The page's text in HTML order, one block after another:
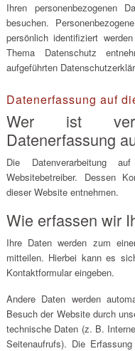
Ihren personenbezogenen
besuchen.
persönlich identifiziert
Thema Datenschutz
aufgeführten
Datenerfassung auf
Wer ist
Datenerfassung
Die Datenverarbeitung
Websitebetreiber. Dessen
dieser Website entnehmen.
Wie erfassen wir
Ihre Daten werden zum
mitteilen. Hierbei kann es
Kontaktformular eingeben.
Andere Daten werden
Besuch der Website durch
technische Daten (z. B.
Seitenaufrufs). Die